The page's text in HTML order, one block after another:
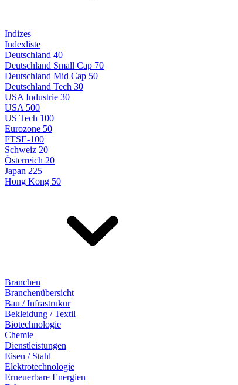
Indizes
Indexliste
Deutschland 40
Deutschland Small Cap 70
Deutschland Mid Cap 50
Deutschland Tech 30
USA Industrie 30
USA 500
US Tech 100
Eurozone 50
FTSE-100
Schweiz 20
Österreich 20
Japan 225
Hong Kong 50
Branchen
Branchenübersicht
Bau / Infrastrukur
Bekleidung / Textil
Biotechnologie
Chemie
Dienstleistungen
Eisen / Stahl
Elektrotechnologie
Erneuerbare Energien